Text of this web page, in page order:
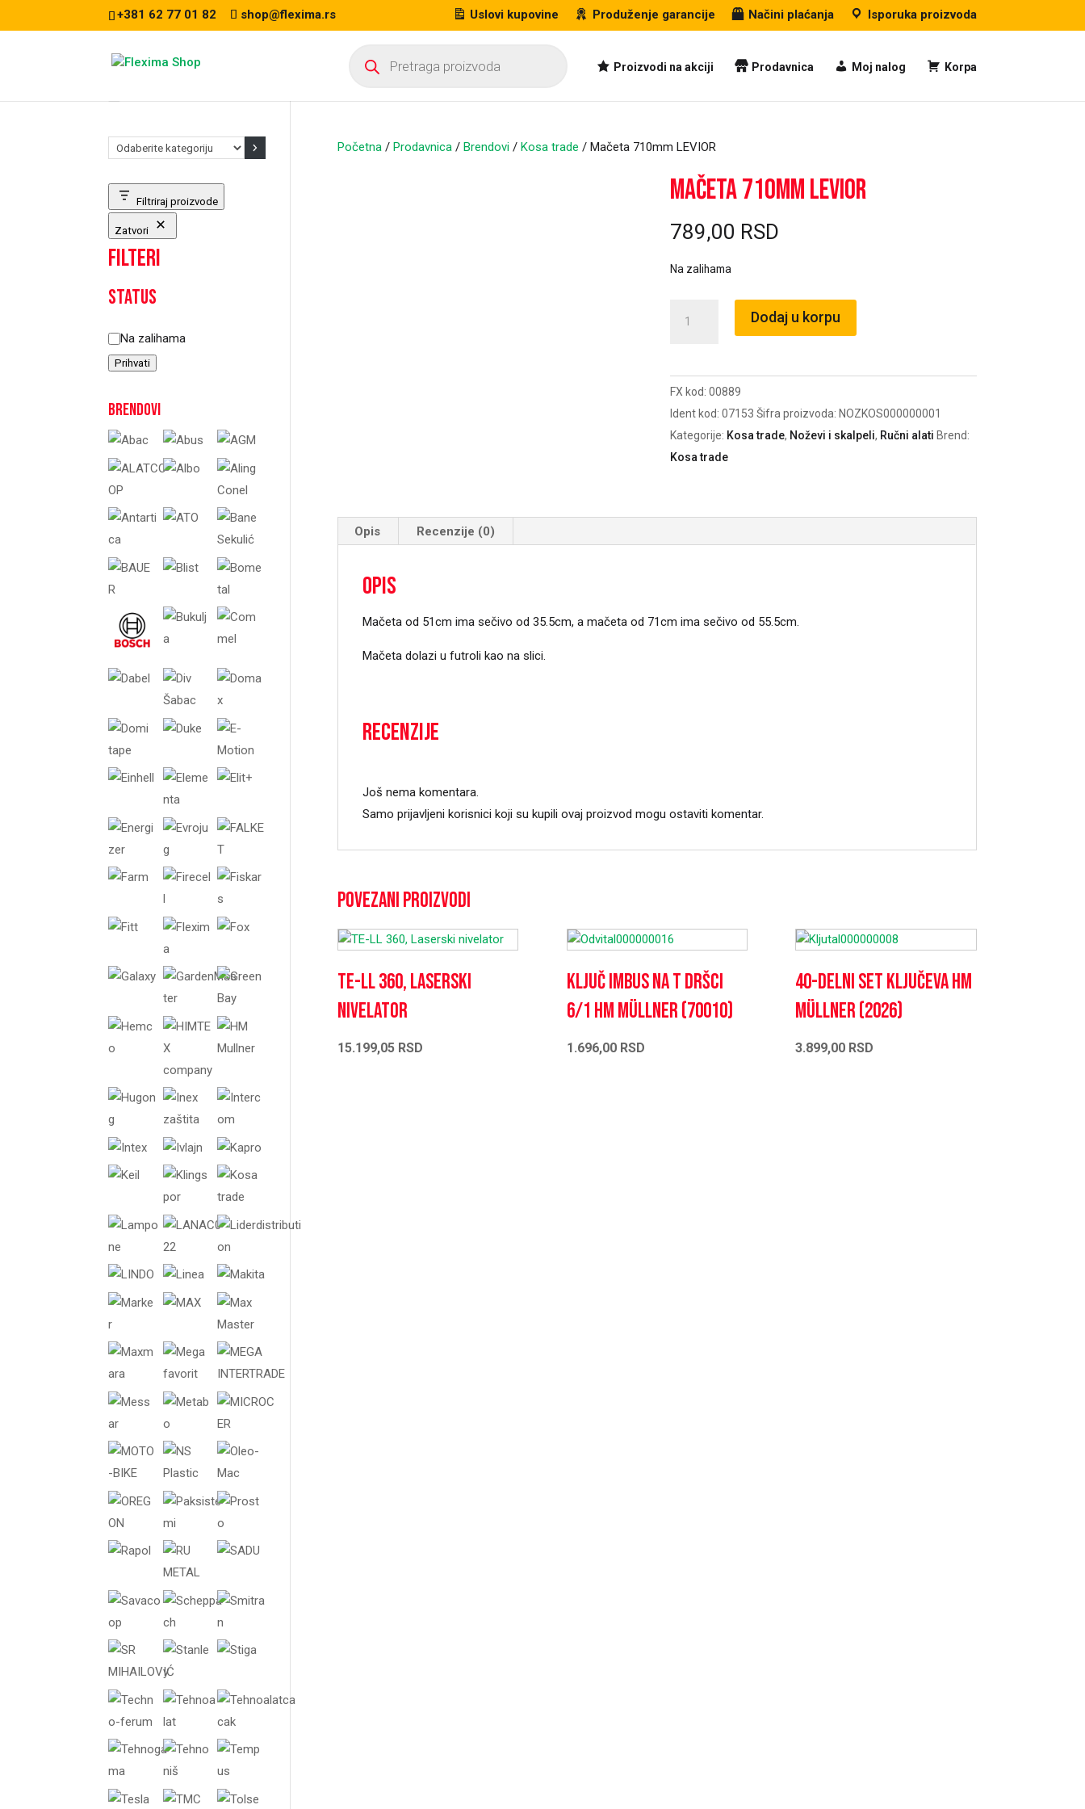
+381 62 77 01 82 shop@flexima.rs Uslovi kupovine Produženje garancije Načini plaćanja Isporuka proizvoda
search
Proizvodi na akciji Prodavnica Moj nalog Korpa
Početna/ Prodavnica/ Brendovi/ Kosa trade / Mačeta 710mm LEVIOR
Mačeta 710mm LEVIOR
789,00 RSD
Na zalihama
količina
Dodaj u korpu
FX kod: 00889
Ident kod: 07153 Šifra proizvoda: NOZKOS000000001
Kategorije: Kosa trade, Noževi i skalpeli, Ručni alati Brend:
Kosa trade
Opis Recenzije (0)
Opis
Mačeta od 51cm ima sečivo od 35.5cm, a mačeta od 71cm ima sečivo od 55.5cm.
Mačeta dolazi u futroli kao na slici.
Recenzije
Još nema komentara.
Samo prijavljeni korisnici koji su kupili ovaj proizvod mogu ostaviti komentar.
Povezani proizvodi
TE-LL 360, Laserski
nivelator
15.199,05 RSD
Ključ imbus na T dršci
6/1 HM Müllner (70010)
1.696,00 RSD
40-delni set ključeva HM
Müllner (2026)
3.899,00 RSD
Odaberite
Filtriraj proizvode
Zatvori
Filteri
Status
Status
Na zalihama
Prihvati
Brendovi